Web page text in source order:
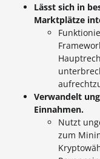
Lässt sich in
Marktplätze
Verwandelt
Einnahmen.
Nutzt
zum